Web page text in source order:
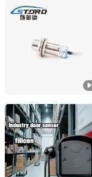
Jiangsu Stord
Jiangsu, China
Tianjin Yiyi
Tianjin, China